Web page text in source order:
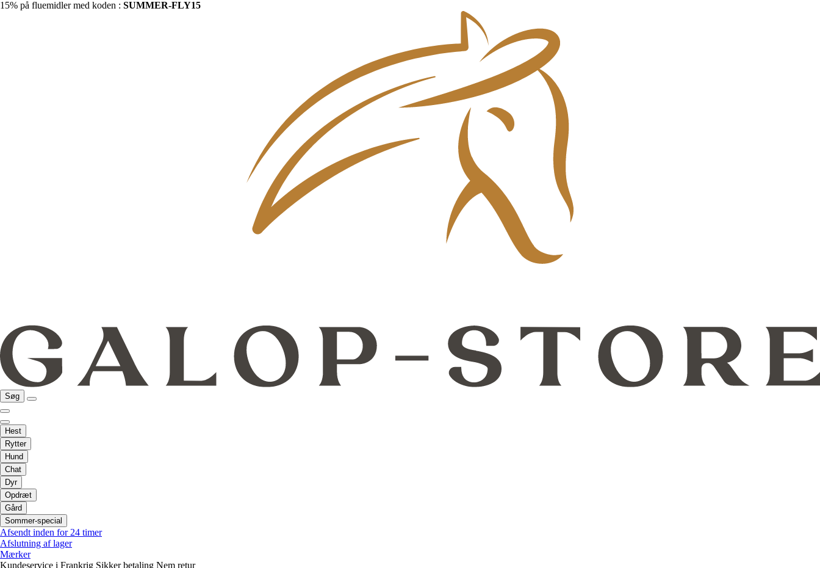
15% på fluemidler med koden : SUMMER-FLY15
Søg
Hest
Rytter
Hund
Chat
Dyr
Opdræt
Gård
Sommer-special
Afsendt inden for 24 timer
Afslutning af lager
Mærker
Kundeservice i Frankrig Sikker betaling Nem retur